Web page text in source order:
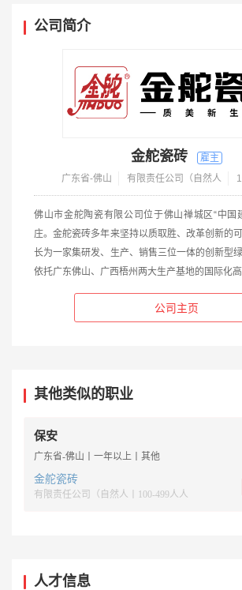
公司简介
金舵瓷砖
广东省-佛山 有限责任公司（自然人
佛山市金舵陶瓷有限公司位于佛山禅城区“中
庄。金舵瓷砖多年来坚持以质取胜、改革创新的
长为一家集研发、生产、销售三位一体的创新型
依托广东佛山、广西梧州两大生产基地的国际化
公司主页
其他类似的职业
保安
广东省-佛山丨一年以上丨其他
金舵瓷砖
有限责任公司（自然人丨100-499人人
人才信息